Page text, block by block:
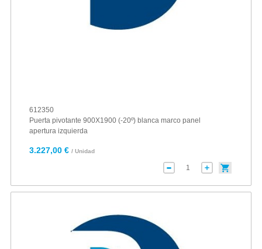
612350
Puerta pivotante 900X1900 (-20º) blanca marco panel
apertura izquierda
3.227,00 € / Unidad